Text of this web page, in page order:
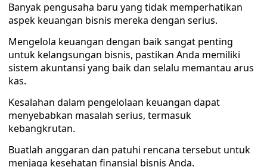
Banyak pengusaha baru yang tidak memperhatikan
aspek keuangan bisnis mereka dengan serius.
Mengelola keuangan dengan baik sangat penting
untuk kelangsungan bisnis, pastikan Anda memiliki
sistem akuntansi yang baik dan selalu memantau arus
kas.
Kesalahan dalam pengelolaan keuangan dapat
menyebabkan masalah serius, termasuk
kebangkrutan.
Buatlah anggaran dan patuhi rencana tersebut untuk
menjaga kesehatan finansial bisnis Anda.